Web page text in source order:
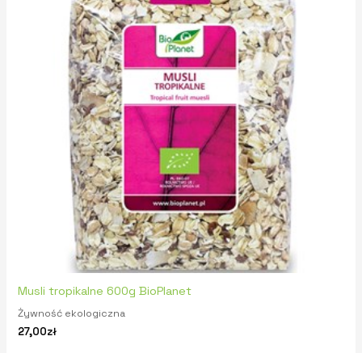
Musli tropikalne 600g BioPlanet
Żywność ekologiczna
27,00zł